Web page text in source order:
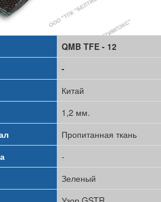
QMB TFE - 12
-
Китай
1,2 мм.
Пропитанная ткань
-
Зеленый